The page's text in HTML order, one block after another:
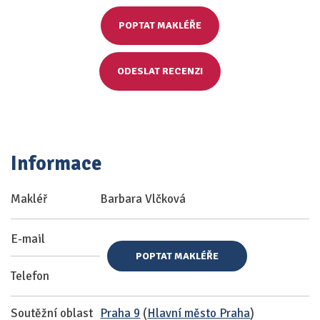
POPTAT MAKLÉŘE
ODESLAT RECENZI
Informace
Makléř Barbara Vlčková
E-mail
Telefon
POPTAT MAKLÉŘE
Soutěžní oblast Praha 9 (Hlavní město Praha)